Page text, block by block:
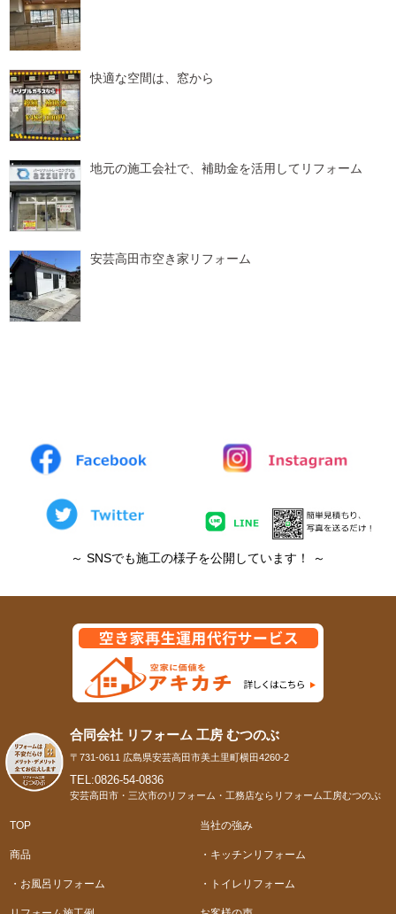
快適な空間は、窓から
地元の施工会社で、補助金を活用してリフォーム
安芸高田市空き家リフォーム
～ SNSでも施工の様子を公開しています！ ～
合同会社 リフォーム 工房 むつのぶ
〒731-0611 広島県安芸高田市美土里町横田4260-2
TEL:0826-54-0836
安芸高田市・三次市のリフォーム・工務店ならリフォーム工房むつのぶ
TOP 当社の強み
商品 ・キッチンリフォーム
・お風呂リフォーム ・トイレリフォーム